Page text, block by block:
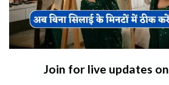
Join for live updates on